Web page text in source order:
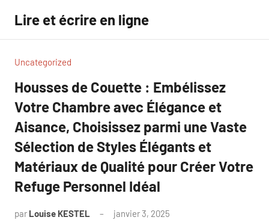
contenu
Lire et écrire en ligne
Uncategorized
Housses de Couette : Embélissez
Votre Chambre avec Élégance et
Aisance, Choisissez parmi une Vaste
Sélection de Styles Élégants et
Matériaux de Qualité pour Créer Votre
Refuge Personnel Idéal
par Louise KESTEL janvier 3, 2025